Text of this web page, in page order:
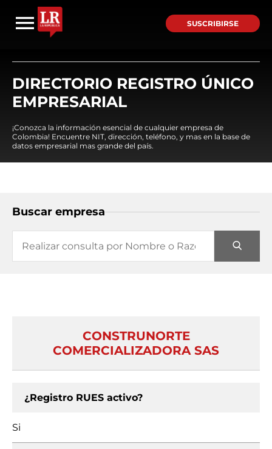
SUSCRIBIRSE
DIRECTORIO REGISTRO ÚNICO
EMPRESARIAL
¡Conozca la información esencial de cualquier empresa de
Colombia! Encuentre NIT, dirección, teléfono, y mas en la base de
datos empresarial mas grande del país.
Buscar empresa
CONSTRUNORTE
COMERCIALIZADORA SAS
¿Registro RUES activo?
Si